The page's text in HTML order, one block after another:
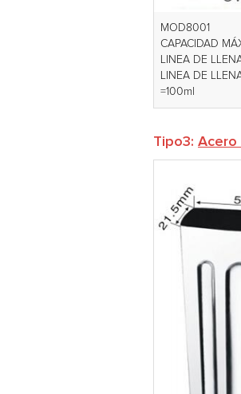
MOD8001
CAPACIDAD
LINEA DE
LINEA DE
=100ml
Tipo3: Acero